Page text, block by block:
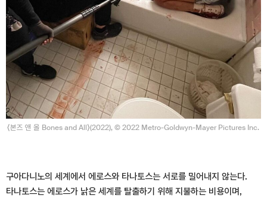
⟨본즈 앤 올 Bones and All⟩(2022), © 2022 Metro-Goldwyn-Mayer Pictures Inc.
구아다니노의 세계에서 에로스와 타나토스는 서로를 밀어내지 않는다.
타나토스는 에로스가 낡은 세계를 탈출하기 위해 지불하는 비용이며,